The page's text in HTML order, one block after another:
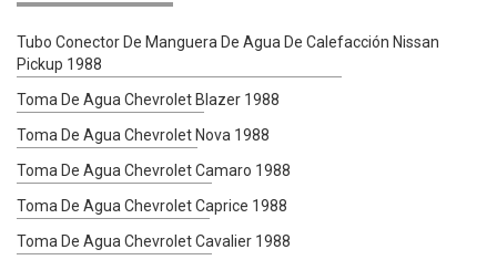
Tubo Conector De Manguera De Agua De Calefacción Nissan
Pickup 1988
Toma De Agua Chevrolet Blazer 1988
Toma De Agua Chevrolet Nova 1988
Toma De Agua Chevrolet Camaro 1988
Toma De Agua Chevrolet Caprice 1988
Toma De Agua Chevrolet Cavalier 1988